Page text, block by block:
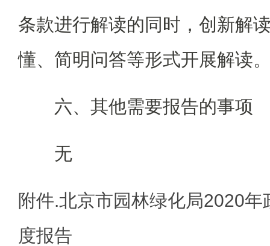
条款进行解读的同时，创新解
懂、简明问答等形式开展解读
六、其他需要报告的事项
无
附件.北京市园林绿化局2020
度报告